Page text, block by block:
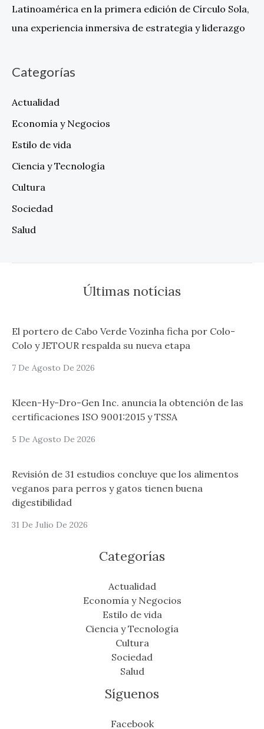
Latinoamérica en la primera edición de Círculo Sola,
una experiencia inmersiva de estrategia y liderazgo
Categorías
Actualidad
Economía y Negocios
Estilo de vida
Ciencia y Tecnología
Cultura
Sociedad
Salud
Últimas notícias
El portero de Cabo Verde Vozinha ficha por Colo-
Colo y JETOUR respalda su nueva etapa
7 De Agosto De 2026
Kleen-Hy-Dro-Gen Inc. anuncia la obtención de las
certificaciones ISO 9001:2015 y TSSA
5 De Agosto De 2026
Revisión de 31 estudios concluye que los alimentos
veganos para perros y gatos tienen buena
digestibilidad
31 De Julio De 2026
Categorías
Actualidad
Economía y Negocios
Estilo de vida
Ciencia y Tecnología
Cultura
Sociedad
Salud
Síguenos
Facebook